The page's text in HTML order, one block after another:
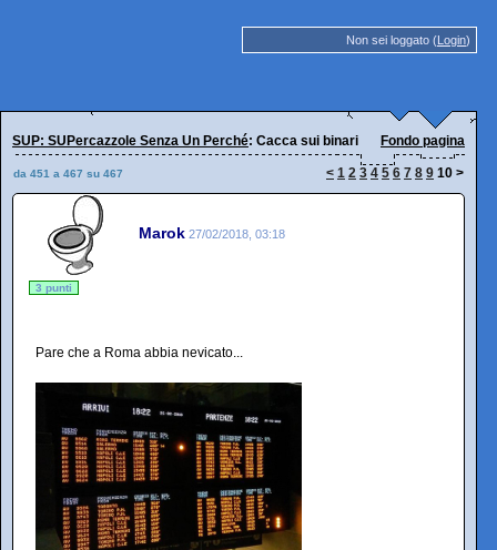
Non sei loggato (Login)
SUP: SUPercazzole Senza Un Perché: Cacca sui binari Fondo pagina
da 451 a 467 su 467 < 1 2 3 4 5 6 7 8 9 10 >
Marok 27/02/2018, 03:18
3 punti
Pare che a Roma abbia nevicato...